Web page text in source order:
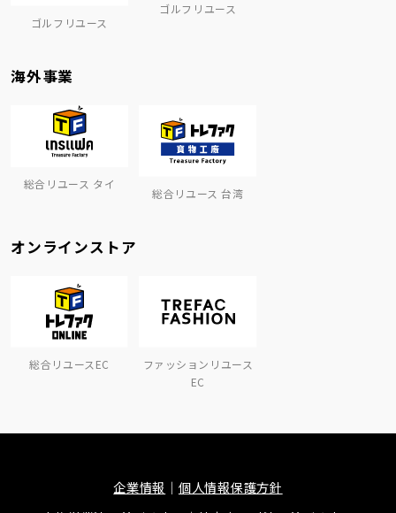
ゴルフリユース
ゴルフリユース
海外事業
総合リユース タイ
総合リユース 台湾
オンラインストア
総合リユースEC
ファッションリユース
EC
企業情報
個人情報保護方針